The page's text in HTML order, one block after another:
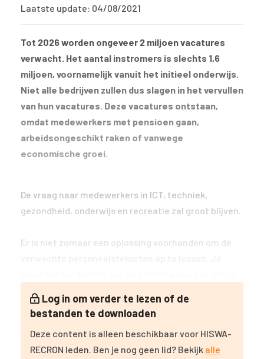
Laatste update: 04/08/2021
Tot 2026 worden ongeveer 2 miljoen vacatures
verwacht. Het aantal instromers is slechts 1,6
miljoen, voornamelijk vanuit het initieel onderwijs.
Niet alle bedrijven zullen dus slagen in het vervullen
van hun vacatures. Deze vacatures ontstaan,
omdat medewerkers met pensioen gaan,
arbeidsongeschikt raken of vanwege
economische groei.
De vraag naar medewerkers in ICT, techniek,
gezondheid, onderwijs en recreatie zal groot blijven.
Er is niet zomaar een oplossing voorhanden om de
Log in om verder te lezen of de
bestanden te downloaden
Deze content is alleen beschikbaar voor HISWA-
RECRON leden. Ben je nog geen lid? Bekijk alle